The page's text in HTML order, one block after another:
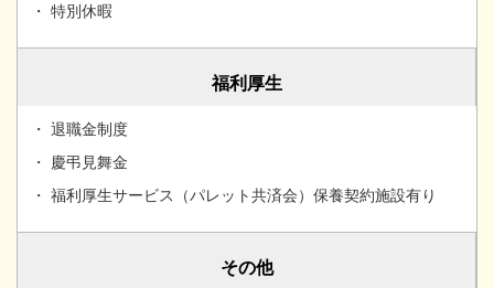
・ 特別休暇
福利厚生
・ 退職金制度
・ 慶弔見舞金
・ 福利厚生サービス（パレット共済会）保養契約施設有り
その他